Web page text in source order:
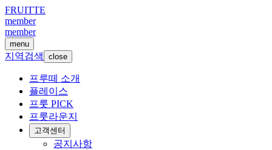
FRUITTE
member
member
menu
지역검색 close
프루떼 소개
플레이스
프룻 PICK
프룻라운지
고객센터
공지사항